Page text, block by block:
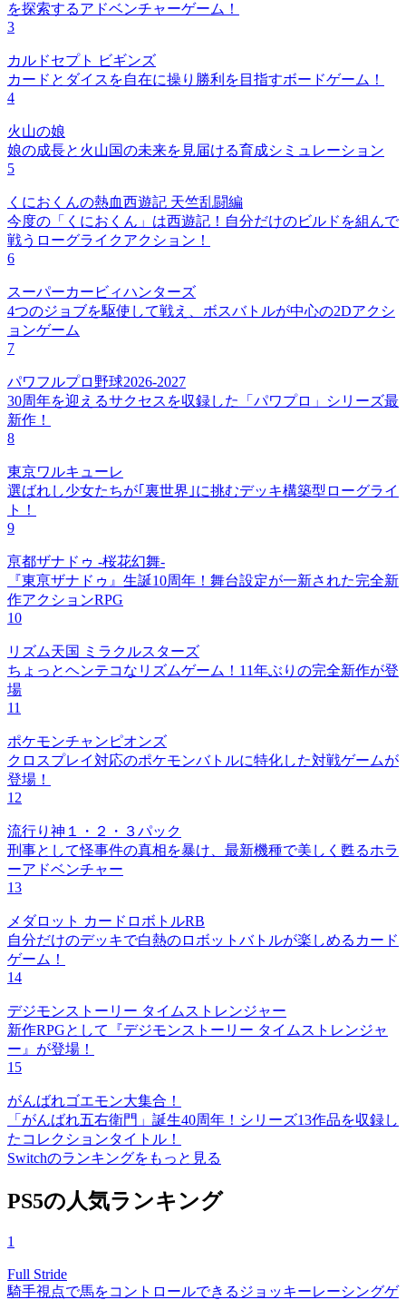
を探索するアドベンチャーゲーム！
3
カルドセプト ビギンズ
カードとダイスを自在に操り勝利を目指すボードゲーム！
4
火山の娘
娘の成長と火山国の未来を見届ける育成シミュレーション
5
くにおくんの熱血西遊記 天竺乱闘編
今度の「くにおくん」は西遊記！自分だけのビルドを組んで
戦うローグライクアクション！
6
スーパーカービィハンターズ
4つのジョブを駆使して戦え、ボスバトルが中心の2Dアクシ
ョンゲーム
7
パワフルプロ野球2026-2027
30周年を迎えるサクセスを収録した「パワプロ」シリーズ最
新作！
8
東京ワルキューレ
選ばれし少女たちが｢裏世界｣に挑むデッキ構築型ローグライ
ト！
9
亰都ザナドゥ -桜花幻舞-
『東亰ザナドゥ』生誕10周年！舞台設定が一新された完全新
作アクションRPG
10
リズム天国 ミラクルスターズ
ちょっとヘンテコなリズムゲーム！11年ぶりの完全新作が登
場
11
ポケモンチャンピオンズ
クロスプレイ対応のポケモンバトルに特化した対戦ゲームが
登場！
12
流行り神１・２・３パック
刑事として怪事件の真相を暴け、最新機種で美しく甦るホラ
ーアドベンチャー
13
メダロット カードロボトルRB
自分だけのデッキで白熱のロボットバトルが楽しめるカード
ゲーム！
14
デジモンストーリー タイムストレンジャー
新作RPGとして『デジモンストーリー タイムストレンジャ
ー』が登場！
15
がんばれゴエモン大集合！
「がんばれ五右衛門」誕生40周年！シリーズ13作品を収録し
たコレクションタイトル！
Switchのランキングをもっと見る
PS5の人気ランキング
1
Full Stride
騎手視点で馬をコントロールできるジョッキーレーシングゲ